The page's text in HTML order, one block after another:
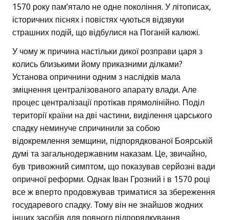
1570 року пам’ятало не одне покоління. У літописах,
історичних піснях і повістях чуються відзвуки
страшних подій, що відбулися на Поганій калюжі.
У чому ж причина настільки дикої розправи царя з
колись близькими йому приказними ділками?
Установа опричнини одним з наслідків мала
зміцнення централізованого апарату влади. Але
процес централізації протікав прямолінійно. Поділ
території країни на дві частини, виділення царського
спадку неминуче спричинили за собою
відокремлення земщини, підпорядкованої Боярській
думі та загальнодержавним наказам. Це, звичайно,
був тривожний симптом, що показував серйозні вади
опричної реформи. Однак Іван Грозний і в 1570 році
все ж вперто продовжував триматися за збереження
государевого спадку. Тому він не знайшов жодних
інших засобів для повного підпорядкування